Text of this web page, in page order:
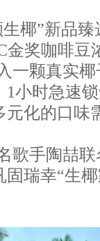
椰”新品
奖咖啡豆
一颗真实
小时急速
元化的口味
歌手陶喆
瑞幸“生